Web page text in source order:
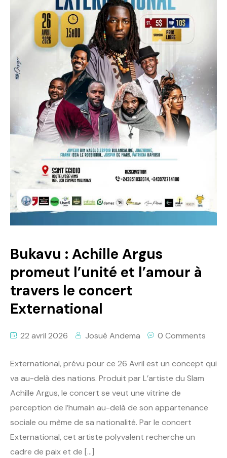
Bukavu : Achille Argus
promeut l’unité et l’amour à
travers le concert
Externational
22 avril 2026 Josué Andema 0 Comments
Externational, prévu pour ce 26 Avril est un concept qui
va au-delà des nations. Produit par L’artiste du Slam
Achille Argus, le concert se veut une vitrine de
perception de l’humain au-delà de son appartenance
sociale ou même de sa nationalité. Par le concert
Externational, cet artiste polyvalent recherche un
cadre de paix et de […]